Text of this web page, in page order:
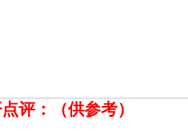
评：（供参考）